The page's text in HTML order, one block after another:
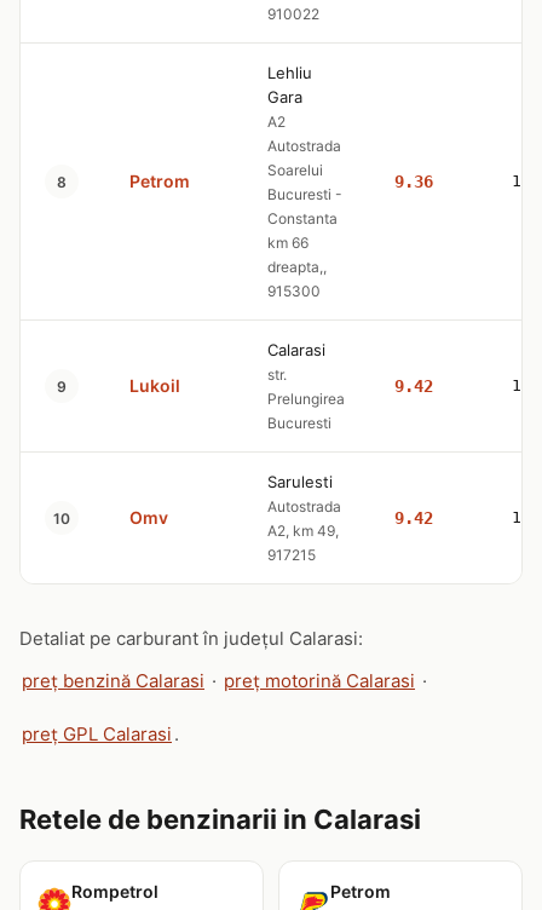
910022
8 Petrom
Lehliu
Gara
A2
Autostrada
Soarelui
Bucuresti -
Constanta
km 66
dreapta,,
915300
9.36
9 Lukoil
Calarasi
str.
Prelungirea
Bucuresti
9.42
10 Omv
Sarulesti
Autostrada
A2, km 49,
917215
9.42
Detaliat pe carburant în județul Calarasi:
preț benzină Calarasi · preț motorină Calarasi ·
preț GPL Calarasi .
Retele de benzinarii in Calarasi
Rompetrol Petrom